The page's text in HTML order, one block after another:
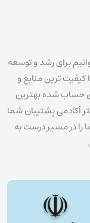
برای رشد و توسعه
ترین منابع و
حساب شده بهترین
آکادمی پشتیبان شما
در مسیر درست به